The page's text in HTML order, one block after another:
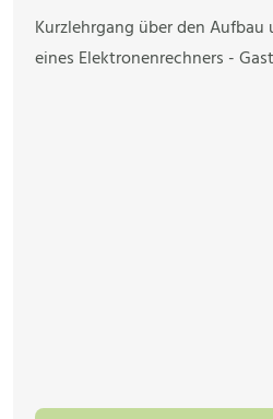
Kurzlehrgang über den
eines Elektronenrechners -